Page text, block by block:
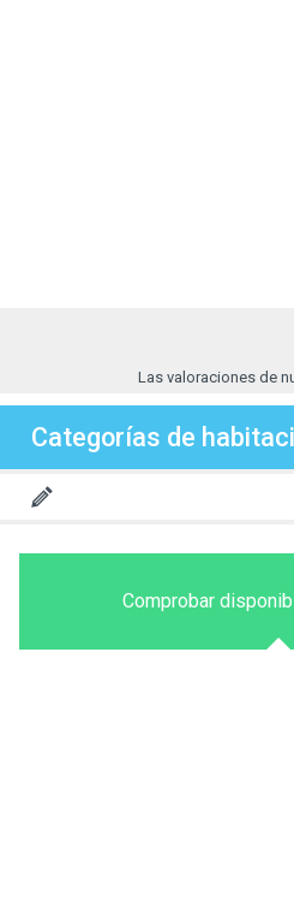
Las valoraciones de
Categorías de
Comprobar